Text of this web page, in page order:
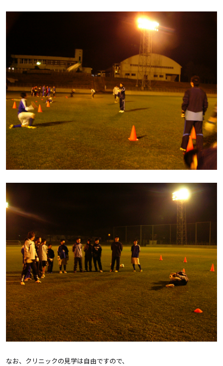
なお、クリニックの見学は自由ですので、